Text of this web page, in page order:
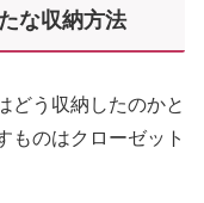
な収納方法
どう収納したのかと
ものはクローゼット